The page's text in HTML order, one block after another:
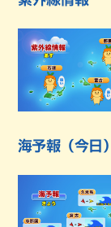
海予報（今日）